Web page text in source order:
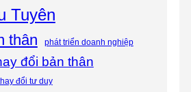
Tuyên
thân phát triển doanh nghiệp
đổi bản thân
đổi tư duy